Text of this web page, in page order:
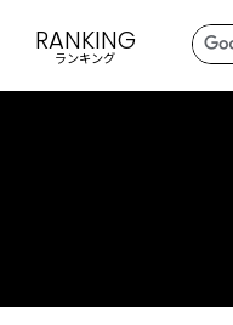
RANKING
ランキング